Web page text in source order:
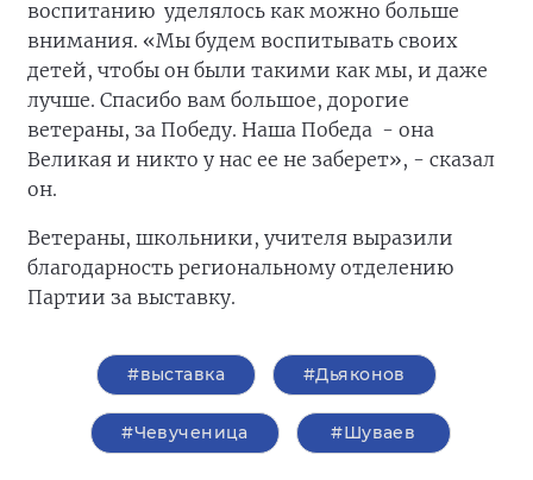
воспитанию уделялось как можно больше
внимания. «Мы будем воспитывать своих
детей, чтобы он были такими как мы, и даже
лучше. Спасибо вам большое, дорогие
ветераны, за Победу. Наша Победа - она
Великая и никто у нас ее не заберет», - сказал
он.
Ветераны, школьники, учителя выразили
благодарность региональному отделению
Партии за выставку.
#выставка #Дьяконов
#Чевученица #Шуваев